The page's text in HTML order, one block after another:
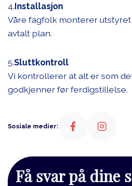
4.Installasjon
Våre fagfolk monterer
avtalt plan.
5.Sluttkontroll
Vi kontrollerer at alt er som
godkjenner før ferdigstillelse.
Sosiale medier:
Få svar på dine